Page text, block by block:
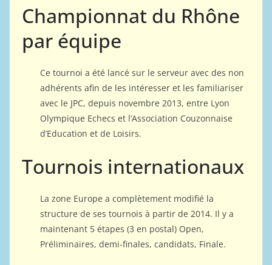
Championnat du Rhône
par équipe
Ce tournoi a été lancé sur le serveur avec des non
adhérents afin de les intéresser et les familiariser
avec le JPC, depuis novembre 2013, entre Lyon
Olympique Echecs et l’Association Couzonnaise
d’Education et de Loisirs.
Tournois internationaux
La zone Europe a complètement modifié la
structure de ses tournois à partir de 2014. Il y a
maintenant 5 étapes (3 en postal) Open,
Préliminaires, demi-finales, candidats, Finale.